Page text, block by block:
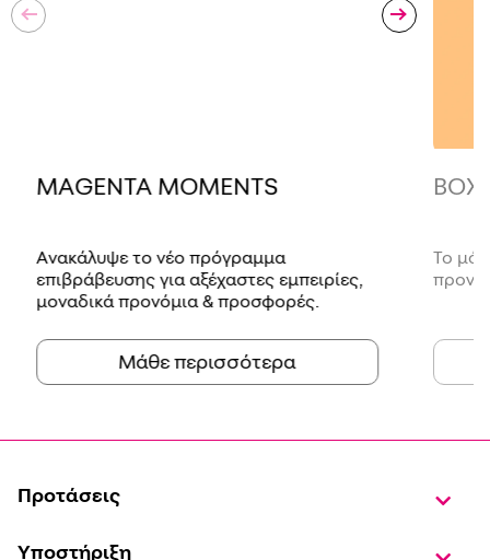
MAGENTA MOMENTS
Ανακάλυψε το νέο πρόγραμμα
επιβράβευσης για αξέχαστες εμπειρίες,
μοναδικά προνόμια & προσφορές.
Μάθε περισσότερα
BOX
Το
Προτάσεις
Υποστήριξη